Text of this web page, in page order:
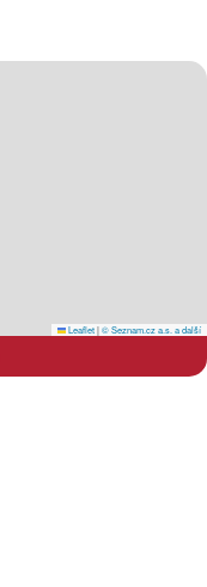
Leaflet|© Seznam.cz a.s. a další